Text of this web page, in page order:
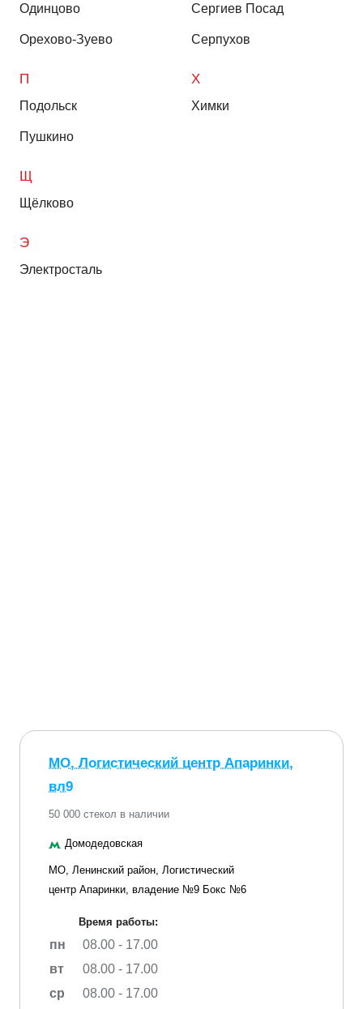
Одинцово
Орехово-Зуево
П
Подольск
Пушкино
Сергиев Посад
Серпухов
Х
Химки
Щ
Щёлково
Э
Электросталь
МО, Логистический центр Апаринки,
вл9
50 000 стекол в наличии
Домодедовская
МО, Ленинский район, Логистический
центр Апаринки, владение №9 Бокс №6
Время работы:
пн
08.00 - 17.00
вт
08.00 - 17.00
ср
08.00 - 17.00